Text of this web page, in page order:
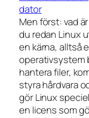
dator
Men först: vad
du redan Linux
en kärna, alltså
operativsystem
hantera filer,
styra hårdvara
gör Linux
en licens som